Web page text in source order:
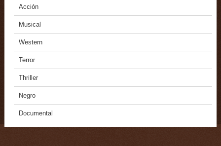
Acción
Musical
Western
Terror
Thriller
Negro
Documental